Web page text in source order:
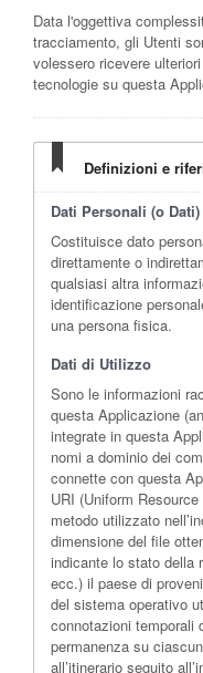
Data l'oggettiva
tracciamento, gli Utenti
volessero ricevere
tecnologie su questa
Definizioni e
Dati Personali (o Dati)
Costituisce dato
direttamente o
qualsiasi altra
identificazione
una persona fisica.
Dati di Utilizzo
Sono le informazioni
questa Applicazione
integrate in questa
nomi a dominio dei
connette con questa
URI (Uniform
metodo utilizzato
dimensione del file
indicante lo stato della
ecc.) il paese di
del sistema operativo
connotazioni temporali
permanenza su
all’itinerario seguito